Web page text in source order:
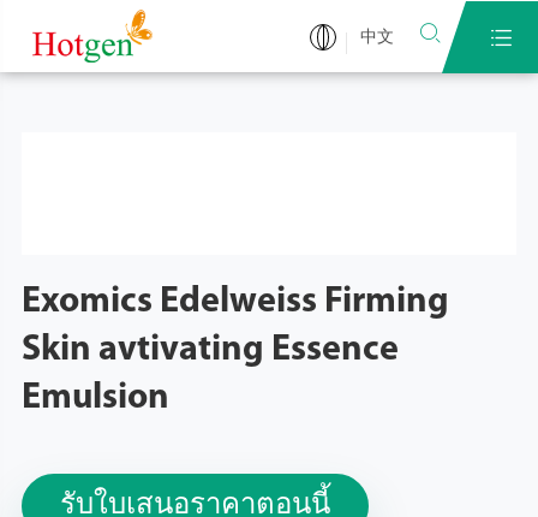
中文  
Exomics Edelweiss Firming
Skin avtivating Essence
Emulsion
รับใบเสนอราคาตอนนี้